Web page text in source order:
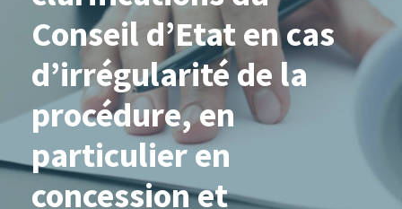
Conseil d’Etat en cas
d’irrégularité de la
procédure, en
particulier en
concession et